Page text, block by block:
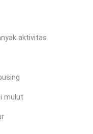
aktivitas
mulut